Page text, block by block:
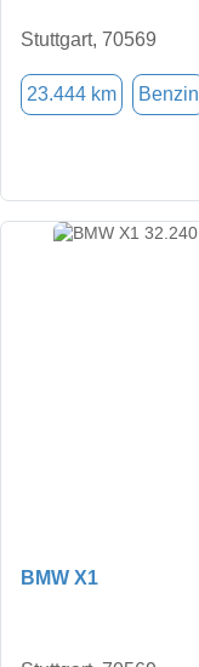
Stuttgart, 70569
23.444 km Benzin
BMW X1